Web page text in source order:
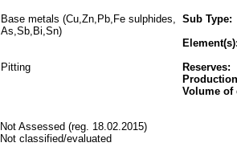
Base metals (Cu,Zn,Pb,Fe sulphides,
As,Sb,Bi,Sn)
Sub Type:
Pitting
Reserves:
Volume of
Not Assessed (reg. 18.02.2015)
Not classified/evaluated